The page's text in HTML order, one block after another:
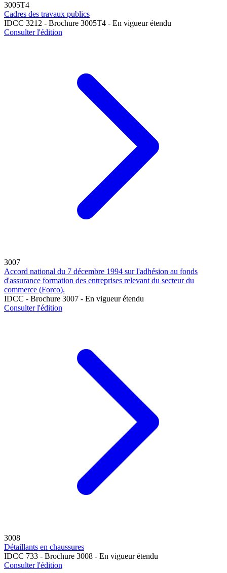
3005T4
Cadres des travaux publics
IDCC 3212 - Brochure 3005T4 - En vigueur étendu
Consulter l'édition
3007
Accord national du 7 décembre 1994 sur l'adhésion au fonds
d'assurance formation des entreprises relevant du secteur du
commerce (Forco).
IDCC - Brochure 3007 - En vigueur étendu
Consulter l'édition
3008
Détaillants en chaussures
IDCC 733 - Brochure 3008 - En vigueur étendu
Consulter l'édition